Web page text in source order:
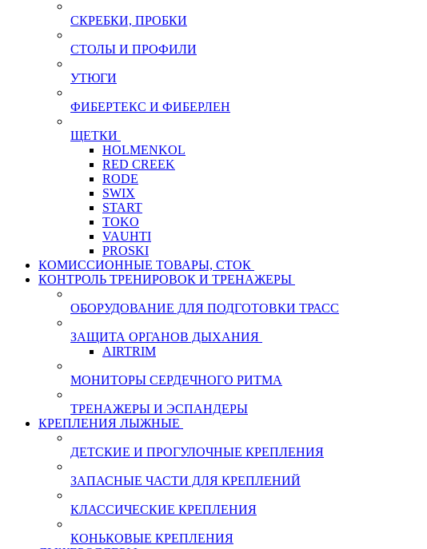
СКРЕБКИ, ПРОБКИ
СТОЛЫ И ПРОФИЛИ
УТЮГИ
ФИБЕРТЕКС И ФИБЕРЛЕН
ЩЕТКИ
HOLMENKOL
RED CREEK
RODE
SWIX
START
TOKO
VAUHTI
PROSKI
КОМИССИОННЫЕ ТОВАРЫ, СТОК
КОНТРОЛЬ ТРЕНИРОВОК И ТРЕНАЖЕРЫ
ОБОРУДОВАНИЕ ДЛЯ ПОДГОТОВКИ ТРАСС
ЗАЩИТА ОРГАНОВ ДЫХАНИЯ
AIRTRIM
МОНИТОРЫ СЕРДЕЧНОГО РИТМА
ТРЕНАЖЕРЫ И ЭСПАНДЕРЫ
КРЕПЛЕНИЯ ЛЫЖНЫЕ
ДЕТСКИЕ И ПРОГУЛОЧНЫЕ КРЕПЛЕНИЯ
ЗАПАСНЫЕ ЧАСТИ ДЛЯ КРЕПЛЕНИЙ
КЛАССИЧЕСКИЕ КРЕПЛЕНИЯ
КОНЬКОВЫЕ КРЕПЛЕНИЯ